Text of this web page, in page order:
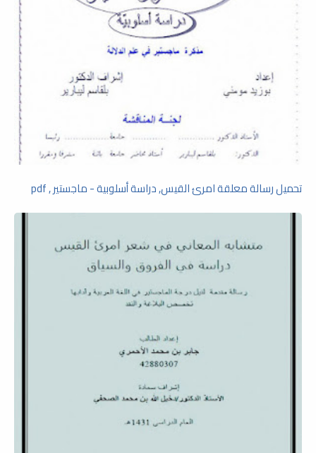
تحميل رسالة معلقة امرئ القيس, دراسة أسلوبية - ماجستير , pdf